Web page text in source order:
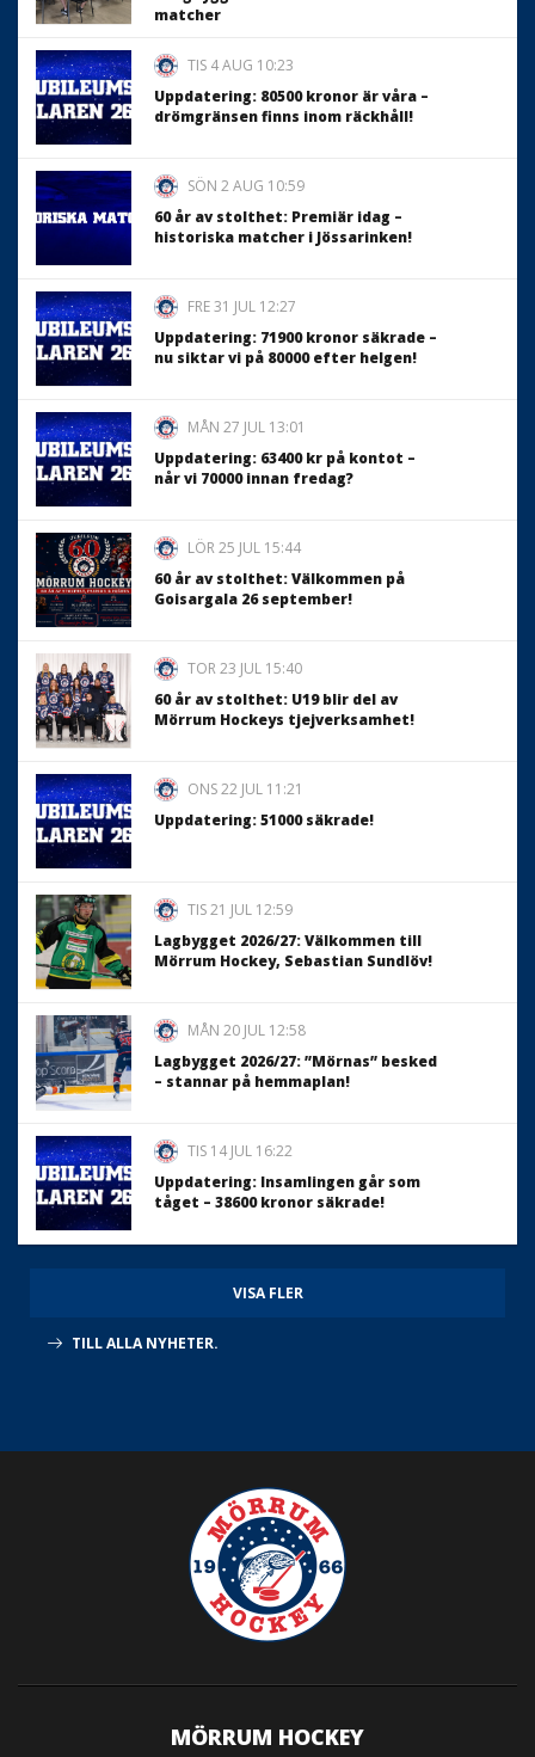
matcher
TIS 4 AUG 10:23
Uppdatering: 80500 kronor är våra –
drömgränsen finns inom räckhåll!
SÖN 2 AUG 10:59
60 år av stolthet: Premiär idag –
historiska matcher i Jössarinken!
FRE 31 JUL 12:27
Uppdatering: 71900 kronor säkrade –
nu siktar vi på 80000 efter helgen!
MÅN 27 JUL 13:01
Uppdatering: 63400 kr på kontot –
når vi 70000 innan fredag?
LÖR 25 JUL 15:44
60 år av stolthet: Välkommen på
Goisargala 26 september!
TOR 23 JUL 15:40
60 år av stolthet: U19 blir del av
Mörrum Hockeys tjejverksamhet!
ONS 22 JUL 11:21
Uppdatering: 51000 säkrade!
TIS 21 JUL 12:59
Lagbygget 2026/27: Välkommen till
Mörrum Hockey, Sebastian Sundlöv!
MÅN 20 JUL 12:58
Lagbygget 2026/27: ”Mörnas” besked
– stannar på hemmaplan!
TIS 14 JUL 16:22
Uppdatering: Insamlingen går som
tåget – 38600 kronor säkrade!
VISA FLER
TILL ALLA NYHETER.
MÖRRUM HOCKEY